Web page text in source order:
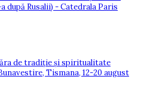
după Rusalii) - Catedrala Paris
de tradiție și spiritualitate
Tismana, 12-20 august